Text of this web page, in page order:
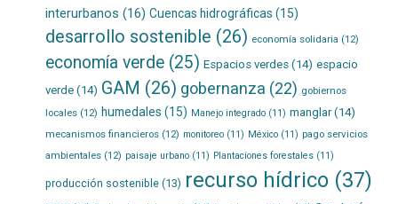
interurbanos (16) Cuencas hidrográficas (15)
desarrollo sostenible (26) economía solidaria (12)
economía verde(25) Espacios verdes(14) espacio
verde(14) GAM (26) gobernanza (22) gobiernos
locales(12) humedales (15) Manejo integrado(11) manglar(14)
mecanismos financieros(12) monitoreo(11) México(11) pago servicios
ambientales(12) paisaje urbano(11) Plantaciones forestales(11)
producción sostenible(13) recurso hídrico(37)